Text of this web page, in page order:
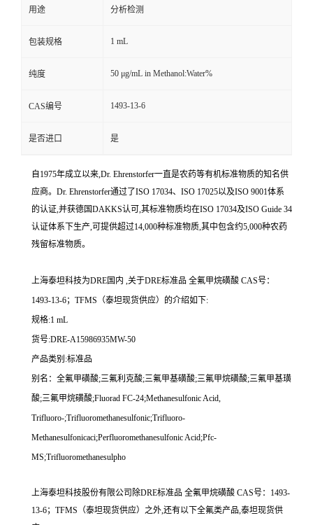
用途 分析检测
包装规格 1 mL
纯度 50 μg/mL in Methanol:Water%
CAS编号 1493-13-6
是否进口 是
自1975年成立以来,Dr. Ehrenstorfer一直是农药等有机标准物质的知名供
应商。Dr. Ehrenstorfer通过了ISO 17034、ISO 17025以及ISO 9001体系
的认证,并获德国DAKKS认可,其标准物质均在ISO 17034及ISO Guide 34
认证体系下生产,可提供超过14,000种标准物质,其中包含约5,000种农药
残留标准物质。
上海泰坦科技为DRE国内 ,关于DRE标准品 全氟甲烷磺酸 CAS号：
1493-13-6；TFMS（泰坦现货供应）的介绍如下:
规格:1 mL
货号:DRE-A15986935MW-50
产品类别:标准品
别名：全氟甲磺酸;三氟利克酸;三氟甲基磺酸;三氟甲烷磺酸;三氟甲基璜
酸;三氟甲烷磺酸;Fluorad FC-24;Methanesulfonic Acid,
Trifluoro-;Trifluoromethanesulfonic;Trifluoro-
Methanesulfonicaci;Perfluoromethanesulfonic Acid;Pfc-
MS;Trifluoromethanesulpho
上海泰坦科技股份有限公司除DRE标准品 全氟甲烷磺酸 CAS号：1493-
13-6；TFMS（泰坦现货供应） 之外,还有以下全氟类产品,泰坦现货供